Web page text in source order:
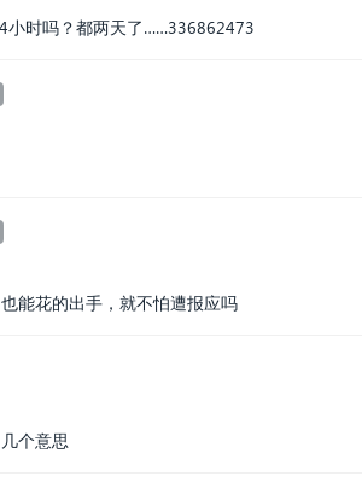
小时吗？都两天了……336862473
能花的出手，就不怕遭报应吗
个意思